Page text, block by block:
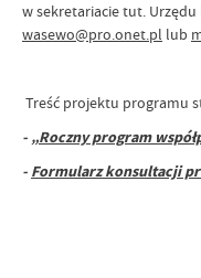
w sekretariacie tut.
wasewo@pro.onet.pl lub
Treść projektu programu
- „Roczny program
- Formularz konsultacji